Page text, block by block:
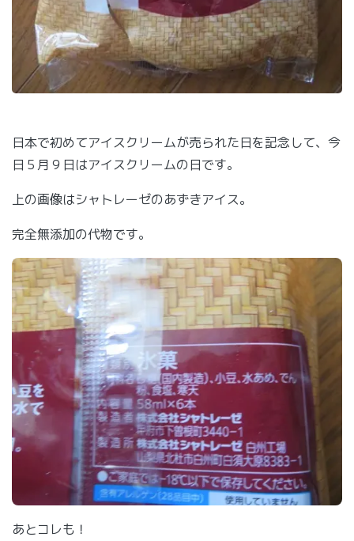
日本で初めてアイスクリームが売られた日を記念して、今
日５月９日はアイスクリームの日です。
上の画像はシャトレーゼのあずきアイス。
完全無添加の代物です。
あとコレも！